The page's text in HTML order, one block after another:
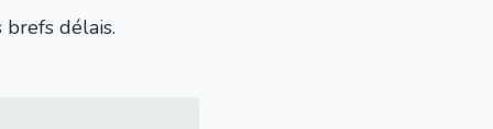
brefs délais.